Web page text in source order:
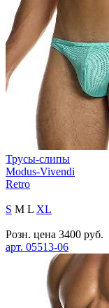
Трусы-слипы
Modus-Vivendi
Retro
S M L XL
Розн. цена 3400 руб.
арт. 05513-06